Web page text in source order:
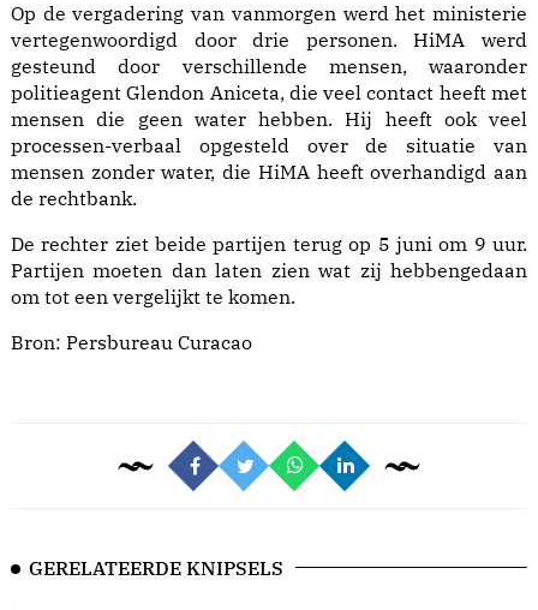
Op de vergadering van vanmorgen werd het ministerie
vertegenwoordigd door drie personen. HiMA werd
gesteund door verschillende mensen, waaronder
politieagent Glendon Aniceta, die veel contact heeft met
mensen die geen water hebben. Hij heeft ook veel
processen-verbaal opgesteld over de situatie van
mensen zonder water, die HiMA heeft overhandigd aan
de rechtbank.
De rechter ziet beide partijen terug op 5 juni om 9 uur.
Partijen moeten dan laten zien wat zij hebbengedaan
om tot een vergelijkt te komen.
Bron: Persbureau Curacao
GERELATEERDE KNIPSELS